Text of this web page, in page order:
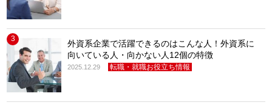
3
外資系企業で活躍できるのはこんな人！外資系に
向いている人・向かない人12個の特徴
2025.12.29 転職・就職お役立ち情報